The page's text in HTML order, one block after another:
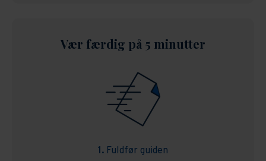
Vær færdig på 5 minutter
1. Fuldfør guiden